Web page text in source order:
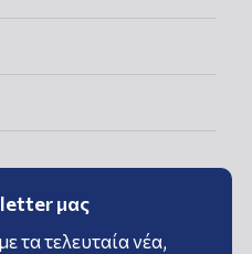
μας
τα τελευταία νέα,